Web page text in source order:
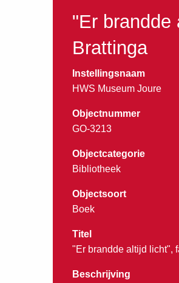
"Er brandde
Brattinga
Instellingsnaam
HWS Museum Joure
Objectnummer
GO-3213
Objectcategorie
Bibliotheek
Objectsoort
Boek
Titel
"Er brandde altijd licht",
Beschrijving